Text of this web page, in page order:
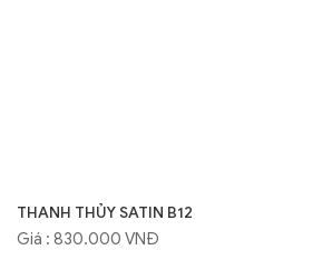
THANH THỦY SATIN B12
Giá : 830.000 VNĐ